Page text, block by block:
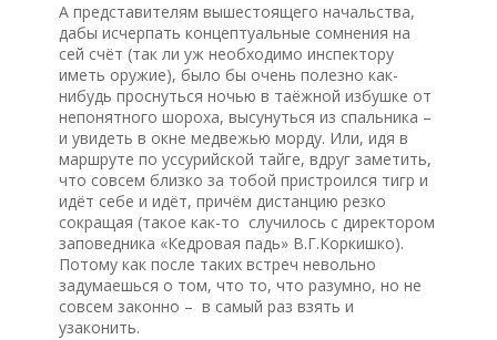
А представителям вышестоящего начальства,
дабы исчерпать концептуальные сомнения на
сей счёт (так ли уж необходимо инспектору
иметь оружие), было бы очень полезно как-
нибудь проснуться ночью в таёжной избушке от
непонятного шороха, высунуться из спальника –
и увидеть в окне медвежью морду. Или, идя в
маршруте по уссурийской тайге, вдруг заметить,
что совсем близко за тобой пристроился тигр и
идёт себе и идёт, причём дистанцию резко
сокращая (такое как-то случилось с директором
заповедника «Кедровая падь» В.Г.Коркишко).
Потому как после таких встреч невольно
задумаешься о том, что то, что разумно, но не
совсем законно – в самый раз взять и
узаконить.